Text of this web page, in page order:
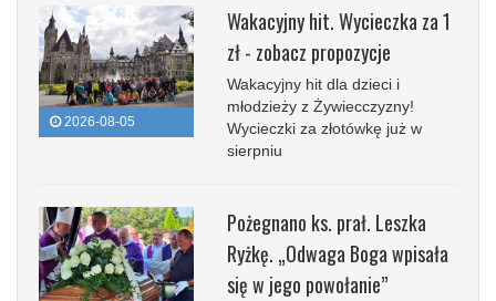
2026-08-05
Wakacyjny hit. Wycieczka za 1
zł - zobacz propozycje
Wakacyjny hit dla dzieci i
młodzieży z Żywiecczyzny!
Wycieczki za złotówkę już w
sierpniu
Pożegnano ks. prał. Leszka
Ryżkę. „Odwaga Boga wpisała
się w jego powołanie”